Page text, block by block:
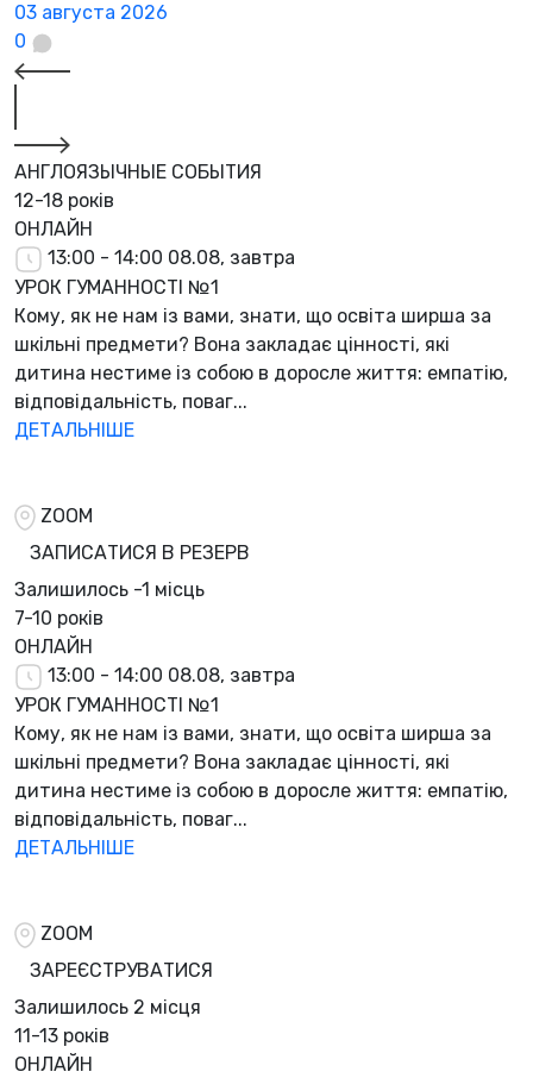
03 августа 2026
0
АНГЛОЯЗЫЧНЫЕ СОБЫТИЯ
12-18 років
ОНЛАЙН
13:00 - 14:00 08.08, завтра
УРОК ГУМАННОСТІ №1
Кому, як не нам із вами, знати, що освіта ширша за
шкільні предмети? Вона закладає цінності, які
дитина нестиме із собою в доросле життя: емпатію,
відповідальність, поваг...
ДЕТАЛЬНІШЕ
ZOOM
ЗАПИСАТИСЯ В РЕЗЕРВ
Залишилось -1 місць
7-10 років
ОНЛАЙН
13:00 - 14:00 08.08, завтра
УРОК ГУМАННОСТІ №1
Кому, як не нам із вами, знати, що освіта ширша за
шкільні предмети? Вона закладає цінності, які
дитина нестиме із собою в доросле життя: емпатію,
відповідальність, поваг...
ДЕТАЛЬНІШЕ
ZOOM
ЗАРЕЄСТРУВАТИСЯ
Залишилось 2 місця
11-13 років
ОНЛАЙН